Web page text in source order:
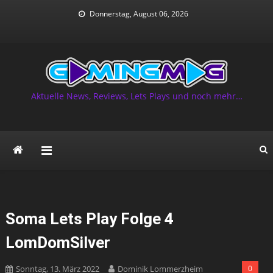
Donnerstag, August 06, 2026
Aktuelle News, Reviews, Lets Plays und noch mehr…
Soma Lets Play Folge 4
LomDomSilver
Sonntag, 13. März 2022 Dominik Lommerzheim 0